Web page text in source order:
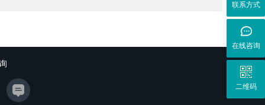
联系方式
在线咨询
二维码